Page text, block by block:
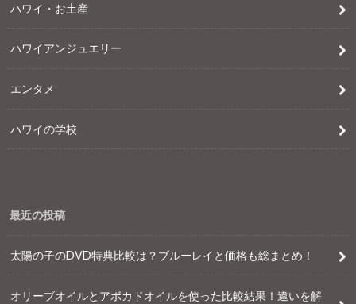
ハワイ・お土産
ハワイアンジュエリー
エンタメ
ハワイの学校
最近の投稿
太陽の子のDVD特典比較は？ブルーレイと価格も総まとめ！
オリーブオイルとアボカドオイルを使った比較結果！違いを解